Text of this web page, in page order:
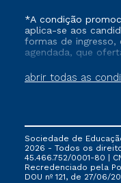
abrir todas as
*A condição
aplica-se aos
formas de
agendada, que
que ainda não
cancelado ou
via FIES, Prouni e
não se acumula
ofertada pela
Sociedade de
2026 - Todos os
45.466.752/0001-80 |
Recredenciado pela
DOU nº 121, de 27/06/